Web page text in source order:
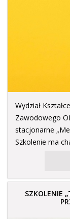
Wydział
Zawodowego
stacjonarne
Szkolenie ma
SZKOLENIE